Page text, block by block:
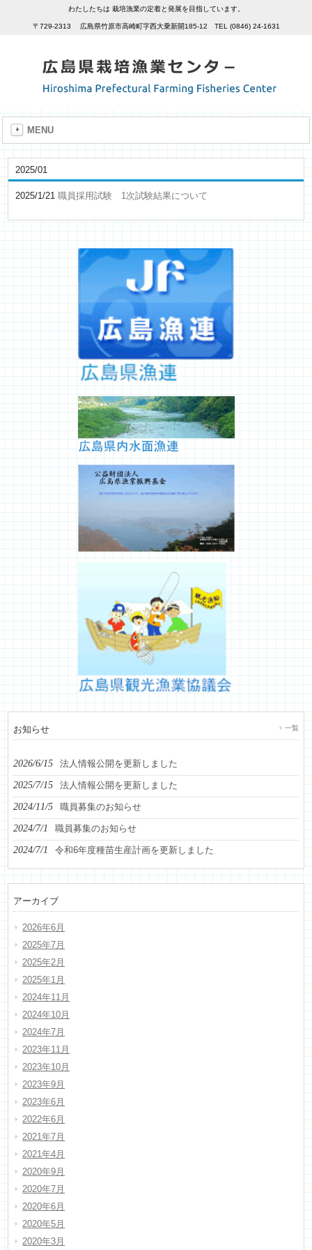
わたしたちは 栽培漁業の定着と発展を目指しています。
〒729-2313 広島県竹原市高崎町字西大乗新開185-12 TEL (0846) 24-1631
MENU
2025/01
2025/1/21 職員採用試験 1次試験結果について
お知らせ 一覧
2026/6/15 法人情報公開を更新しました
2025/7/15 法人情報公開を更新しました
2024/11/5 職員募集のお知らせ
2024/7/1 職員募集のお知らせ
2024/7/1 令和6年度種苗生産計画を更新しました
アーカイブ
2026年6月
2025年7月
2025年2月
2025年1月
2024年11月
2024年10月
2024年7月
2023年11月
2023年10月
2023年9月
2023年6月
2022年6月
2021年7月
2021年4月
2020年9月
2020年7月
2020年6月
2020年5月
2020年3月